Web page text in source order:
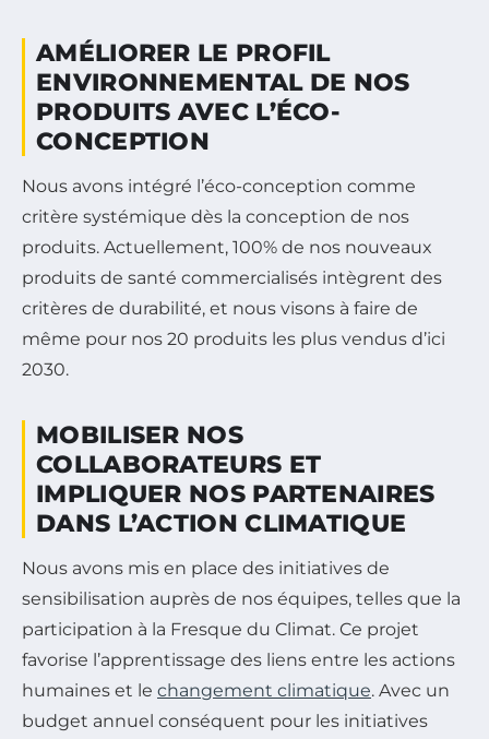
AMÉLIORER LE PROFIL
ENVIRONNEMENTAL DE NOS
PRODUITS AVEC L’ÉCO-
CONCEPTION
Nous avons intégré l’éco-conception comme
critère systémique dès la conception de nos
produits. Actuellement, 100% de nos nouveaux
produits de santé commercialisés intègrent des
critères de durabilité, et nous visons à faire de
même pour nos 20 produits les plus vendus d’ici
2030.
MOBILISER NOS
COLLABORATEURS ET
IMPLIQUER NOS PARTENAIRES
DANS L’ACTION CLIMATIQUE
Nous avons mis en place des initiatives de
sensibilisation auprès de nos équipes, telles que la
participation à la Fresque du Climat. Ce projet
favorise l’apprentissage des liens entre les actions
humaines et le changement climatique. Avec un
budget annuel conséquent pour les initiatives